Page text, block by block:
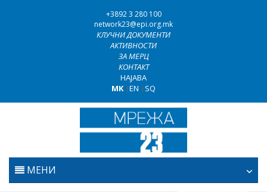
+3892 3 280 100
network23@epi.org.mk
КЛУЧНИ ДОКУМЕНТИ
АКТИВНОСТИ
ЗА МЕРЦ
КОНТАКТ
НАЈАВА
MK|EN | SQ
МЕНИ